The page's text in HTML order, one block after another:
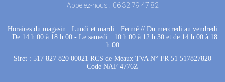
Appelez-nous : 06 32 79 47 82
Horaires du magasin : Lundi et mardi : Fermé // Du mercredi au vendredi
: De 14 h 00 à 18 h 00 - Le samedi : 10 h 00 à 12 h 30 et de 14 h 00 à 18
h 00
Siret : 517 827 820 00021 RCS de Meaux TVA N° FR 51 517827820
Code NAF 4776Z